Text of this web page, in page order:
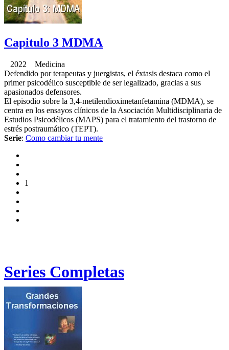
Capitulo 3 MDMA
2022 Medicina
Defendido por terapeutas y juergistas, el éxtasis destaca como el
primer psicodélico susceptible de ser legalizado, gracias a sus
apasionados defensores.
El episodio sobre la 3,4-metilendioximetanfetamina (MDMA), se
centra en los ensayos clínicos de la Asociación Multidisciplinaria de
Estudios Psicodélicos (MAPS) para el tratamiento del trastorno de
estrés postraumático (TEPT).
Serie: Como cambiar tu mente
1
Series Completas